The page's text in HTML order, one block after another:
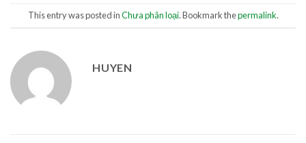
This entry was posted inChưa phân loại. Bookmark thepermalink.
HUYEN